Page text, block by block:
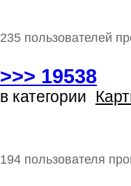
235 пользователей
>>> 19538
в категории
194 пользователя